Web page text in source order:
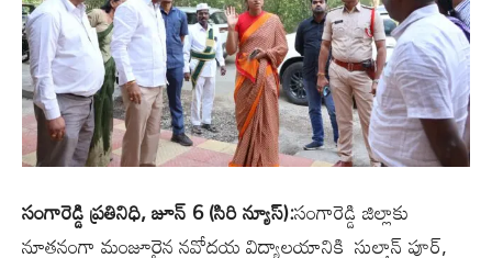
సంగారెడ్డి ప్రతినిధి, జూన్ 6 (సిరి న్యూస్):సంగారెడ్డి జిల్లాకు
నూతనంగా మంజూరైన నవోదయ విద్యాలయానికి సుల్తాన్ పూర్,